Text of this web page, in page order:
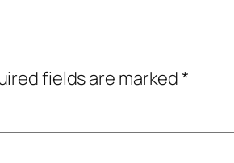
fields are marked*